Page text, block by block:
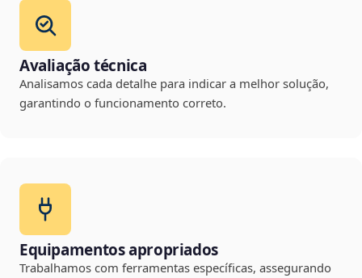
Avaliação técnica
Analisamos cada detalhe para indicar a melhor solução,
garantindo o funcionamento correto.
Equipamentos apropriados
Trabalhamos com ferramentas específicas, assegurando